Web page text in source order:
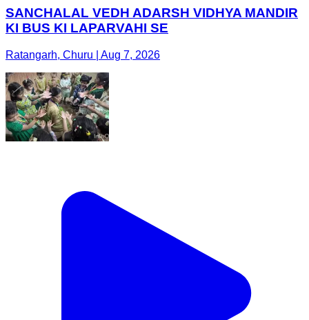
SANCHALAL VEDH ADARSH VIDHYA MANDIR
KI BUS KI LAPARVAHI SE
Ratangarh, Churu | Aug 7, 2026